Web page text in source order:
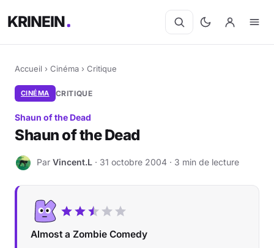
KRINEIN
Accueil › Cinéma › Critique
CINÉMA CRITIQUE
Shaun of the Dead
Shaun of the Dead
V Par Vincent.L · 31 octobre 2004 · 3 min de lecture
Almost a Zombie Comedy